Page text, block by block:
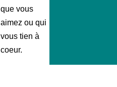
que vous
aimez ou qui
vous tien à
coeur.